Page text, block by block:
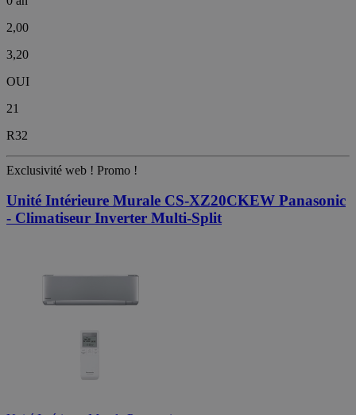
2,00
3,20
OUI
21
R32
Exclusivité web ! Promo !
Unité Intérieure Murale CS-XZ20CKEW Panasonic
- Climatiseur Inverter Multi-Split